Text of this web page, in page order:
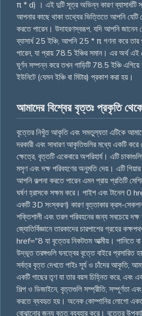
π * d) । এই দুটি সূত্র অভিন্ন কারণ ব্যাসার্ধটি
আপনার কাছে থাকা তথ্যের ভিত্তিতে আপনি যেটি
করতে পারেন। উদাহরণস্বরূপ, যদি আপনি জানেন
ব্যাসার্ধ 25 ইঞ্চি, আপনি 25 * π গণনা করে
পারেন, যা প্রায় 78.5 ইঞ্চির সমান। এর অর্থ এই
ঘূর্ণন সম্পন্ন করে তখন গাড়িটি 78.5 ইঞ্চি এগিয়ে
ইউনিটে (যেমন ইঞ্চি বা মিটার) প্রকাশ করা হয়।
আমাদের বিশ্বের বৃত্তঃ প্রকৃতি
বৃত্তের নিখুঁত আকৃতি এবং সমতুল্যতা এটিকে
দরকারী এবং সাধারণ আকৃতিগুলির মধ্যে একটি করে
ক্ষেত্রে, বৃত্তটি একেবারে অপরিহার্য। এটি
মসৃণ এবং দক্ষ পরিবহণের অনুমতি দেয়। এটি গিয়ার
আপনি কল্পনা করতে পারেন এমন প্রায় প্রতিটি
ঘর্ষণ হ্রাসকে সক্ষম করে। পাইপ এবং টানেল 0
একটি 3D সংস্করণ) কারণ বৃত্তাকার ক্রস-সেকশন
শক্তিশালী এবং তরল পরিবহনের জন্য সবচেয়ে
জ্যোতির্বিজ্ঞানে তারকাদের চারপাশের গ্রহের
href="8 যা বৃত্তের নিকটতম আত্মীয়। পানিতে
উদ্ভূত তরঙ্গগুলি ঘনত্বের বৃত্তে বাইরে প্রসারিত
সর্বত্র বৃত্ত দেখতে পাইঃ সূর্য ও চাঁদের আকৃতি,
একটি গাছের তৃণ যা তার বয়স চিহ্নিত করে,
শিল্প ও ডিজাইনে, বৃত্তগুলি সম্প্রীতি, সম্পূর্ণতা
করতে ব্যবহৃত হয়। অনেক কোম্পানির লোগো
বোঝানোর জন্য বৃত্ত ব্যবহার করে। বৃত্তের